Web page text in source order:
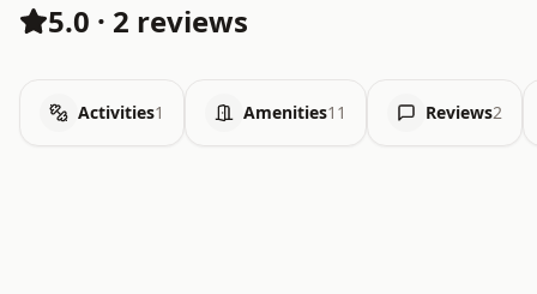
5.0 · 2 reviews
Activities1 Amenities11 Reviews2